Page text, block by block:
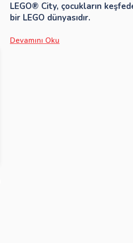
LEGO® City, çocukların
bir LEGO dünyasıdır.
Devamını Oku